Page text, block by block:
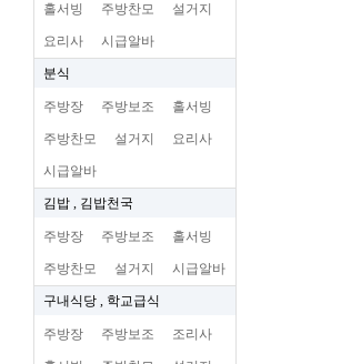
홀서빙 주방찬모 설거지
요리사 시급알바
분식
주방장 주방보조 홀서빙
주방찬모 설거지 요리사
시급알바
김밥 , 김밥천국
주방장 주방보조 홀서빙
주방찬모 설거지 시급알바
구내식당 , 학교급식
주방장 주방보조 조리사